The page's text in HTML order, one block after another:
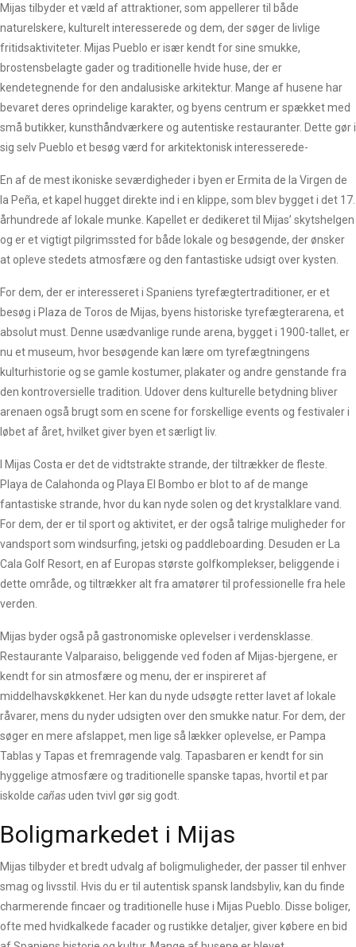
Mijas tilbyder et væld af attraktioner, som appellerer til både
naturelskere, kulturelt interesserede og dem, der søger de livlige
fritidsaktiviteter. Mijas Pueblo er især kendt for sine smukke,
brostensbelagte gader og traditionelle hvide huse, der er
kendetegnende for den andalusiske arkitektur. Mange af husene har
bevaret deres oprindelige karakter, og byens centrum er spækket med
små butikker, kunsthåndværkere og autentiske restauranter. Dette gør i
sig selv Pueblo et besøg værd for arkitektonisk interesserede-
En af de mest ikoniske seværdigheder i byen er Ermita de la Virgen de
la Peña, et kapel hugget direkte ind i en klippe, som blev bygget i det 17.
århundrede af lokale munke. Kapellet er dedikeret til Mijas’ skytshelgen
og er et vigtigt pilgrimssted for både lokale og besøgende, der ønsker
at opleve stedets atmosfære og den fantastiske udsigt over kysten.
For dem, der er interesseret i Spaniens tyrefægtertraditioner, er et
besøg i Plaza de Toros de Mijas, byens historiske tyrefægterarena, et
absolut must. Denne usædvanlige runde arena, bygget i 1900-tallet, er
nu et museum, hvor besøgende kan lære om tyrefægtningens
kulturhistorie og se gamle kostumer, plakater og andre genstande fra
den kontroversielle tradition. Udover dens kulturelle betydning bliver
arenaen også brugt som en scene for forskellige events og festivaler i
løbet af året, hvilket giver byen et særligt liv.
I Mijas Costa er det de vidtstrakte strande, der tiltrækker de fleste.
Playa de Calahonda og Playa El Bombo er blot to af de mange
fantastiske strande, hvor du kan nyde solen og det krystalklare vand.
For dem, der er til sport og aktivitet, er der også talrige muligheder for
vandsport som windsurfing, jetski og paddleboarding. Desuden er La
Cala Golf Resort, en af Europas største golfkomplekser, beliggende i
dette område, og tiltrækker alt fra amatører til professionelle fra hele
verden.
Mijas byder også på gastronomiske oplevelser i verdensklasse.
Restaurante Valparaiso, beliggende ved foden af Mijas-bjergene, er
kendt for sin atmosfære og menu, der er inspireret af
middelhavskøkkenet. Her kan du nyde udsøgte retter lavet af lokale
råvarer, mens du nyder udsigten over den smukke natur. For dem, der
søger en mere afslappet, men lige så lækker oplevelse, er Pampa
Tablas y Tapas et fremragende valg. Tapasbaren er kendt for sin
hyggelige atmosfære og traditionelle spanske tapas, hvortil et par
iskolde cañasuden tvivl gør sig godt.
Boligmarkedet i Mijas
Mijas tilbyder et bredt udvalg af boligmuligheder, der passer til enhver
smag og livsstil. Hvis du er til autentisk spansk landsbyliv, kan du finde
charmerende fincaer og traditionelle huse i Mijas Pueblo. Disse boliger,
ofte med hvidkalkede facader og rustikke detaljer, giver købere en bid